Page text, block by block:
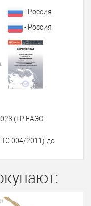
- Россия
- Россия
(ТР ЕАЭС
ТС 004/2011) до